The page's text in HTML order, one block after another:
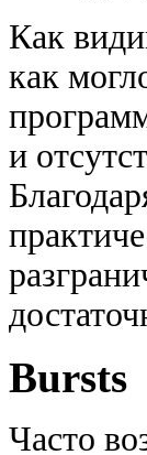
Как
как
и
Bursts
Часто